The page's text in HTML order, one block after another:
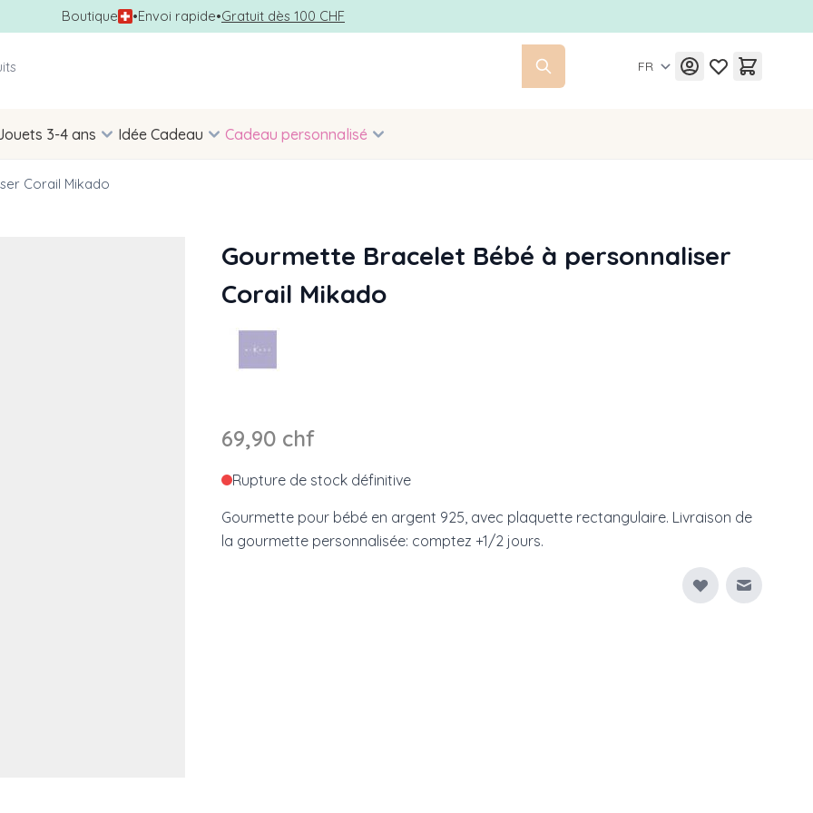
Boutique •Envoi rapide•Gratuit dès 100 CHF
FR
3-4 ans Idée Cadeau Cadeau personnalisé
Corail Mikado
Gourmette Bracelet Bébé à personnaliser
Corail Mikado
69,90 chf
Rupture de stock définitive
Gourmette pour bébé en argent 925, avec plaquette rectangulaire. Livraison de
la gourmette personnalisée: comptez +1/2 jours.
Envoyer